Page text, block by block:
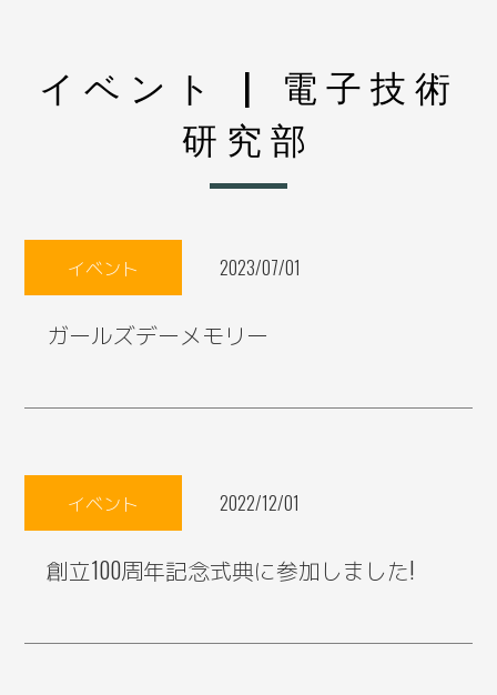
イベント | 電子技術
研究部
2023/07/01
イベント
ガールズデーメモリー
2022/12/01
イベント
創立100周年記念式典に参加しました!